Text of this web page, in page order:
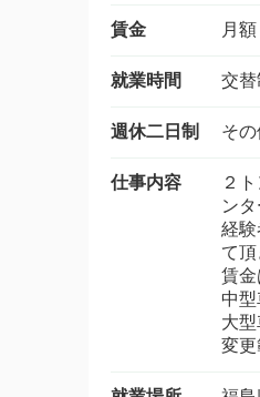
賃金 月
就業時間 交
週休二日制 そ
仕事内容
２
ン
経
て
賃金
中
大
変更